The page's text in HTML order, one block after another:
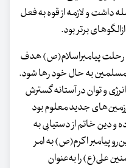
داشت و لازمه از قوه به فعل
برتر بود.
رحلت پیامبراسلام(ص) هدف
به حال خود رها شود.
و توان در آستانه گسترش
جدید معلوم بود
و دین خاتم از دستیابی به
پیامبر اکرم(ص) به امر
علی(ع) را به‌عنوان